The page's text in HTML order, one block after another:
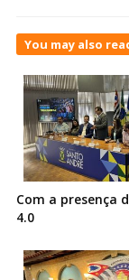
You may also
Com a presença
4.0